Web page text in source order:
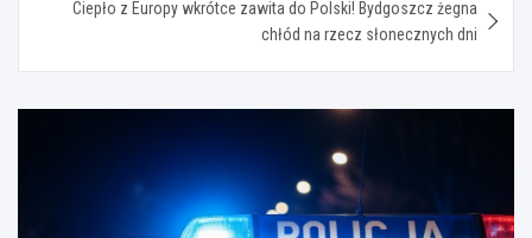
Ciepło z Europy wkrótce zawita do Polski! Bydgoszcz żegna
chłód na rzecz słonecznych dni